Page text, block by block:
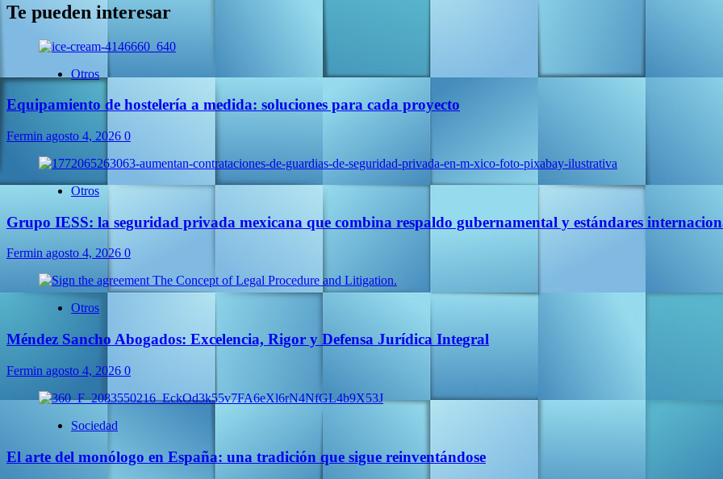
Te pueden interesar
Otros
Equipamiento de hostelería a medida: soluciones para cada proyecto
Fermin agosto 4, 2026 0
Otros
Grupo IESS: la seguridad privada mexicana que combina respaldo gubernamental y estándares
Fermin agosto 4, 2026 0
Otros
Méndez Sancho Abogados: Excelencia, Rigor y Defensa Jurídica Integral
Fermin agosto 4, 2026 0
Sociedad
El arte del monólogo en España: una tradición que sigue reinventándose